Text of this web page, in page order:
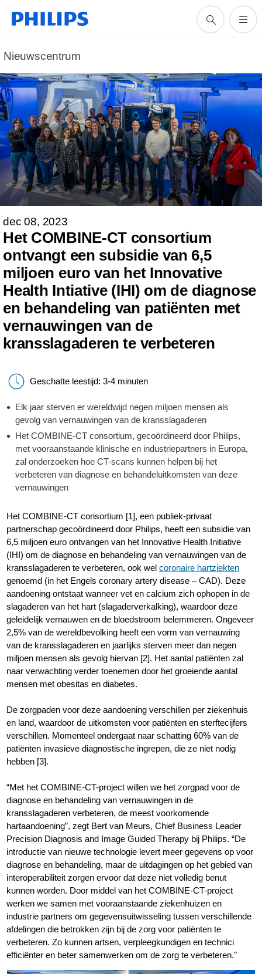
Nieuwscentrum
dec 08, 2023
Het COMBINE-CT consortium
ontvangt een subsidie van 6,5
miljoen euro van het Innovative
Health Intiative (IHI) om de diagnose
en behandeling van patiënten met
vernauwingen van de
kransslagaderen te verbeteren
Geschatte leestijd: 3-4 minuten
Elk jaar sterven er wereldwijd negen miljoen mensen als
gevolg van vernauwingen van de kransslagaderen
Het COMBINE-CT consortium, gecoördineerd door Philips,
met vooraanstaande klinische en industriepartners in Europa,
zal onderzoeken hoe CT-scans kunnen helpen bij het
verbeteren van diagnose en behandeluitkomsten van deze
vernauwingen
Het COMBINE-CT consortium [1], een publiek-privaat
partnerschap gecoördineerd door Philips, heeft een subsidie van
6,5 miljoen euro ontvangen van het Innovative Health Initiative
(IHI) om de diagnose en behandeling van vernauwingen van de
kransslagaderen te verbeteren, ook welcoronaire hartziekten
genoemd (in het Engels coronary artery disease – CAD). Deze
aandoening ontstaat wanneer vet en calcium zich ophopen in de
slagaderen van het hart (slagaderverkalking), waardoor deze
geleidelijk vernauwen en de bloedstroom belemmeren. Ongeveer
2,5% van de wereldbevolking heeft een vorm van vernauwing
van de kransslagaderen en jaarlijks sterven meer dan negen
miljoen mensen als gevolg hiervan [2]. Het aantal patiënten zal
naar verwachting verder toenemen door het groeiende aantal
mensen met obesitas en diabetes.
De zorgpaden voor deze aandoening verschillen per ziekenhuis
en land, waardoor de uitkomsten voor patiënten en sterftecijfers
verschillen. Momenteel ondergaat naar schatting 60% van de
patiënten invasieve diagnostische ingrepen, die ze niet nodig
hebben [3].
“Met het COMBINE-CT-project willen we het zorgpad voor de
diagnose en behandeling van vernauwingen in de
kransslagaderen verbeteren, de meest voorkomende
hartaandoening”, zegt Bert van Meurs, Chief Business Leader
Precision Diagnosis and Image Guided Therapy bij Philips. “De
introductie van nieuwe technologie levert meer gegevens op voor
diagnose en behandeling, maar de uitdagingen op het gebied van
interoperabiliteit zorgen ervoor dat deze niet volledig benut
kunnen worden. Door middel van het COMBINE-CT-project
werken we samen met vooraanstaande ziekenhuizen en
industrie partners om gegevensuitwisseling tussen verschillende
afdelingen die betrokken zijn bij de zorg voor patiënten te
verbeteren. Zo kunnen artsen, verpleegkundigen en technici
efficiënter en beter samenwerken om de zorg te verbeteren."